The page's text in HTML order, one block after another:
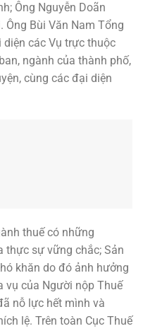
Ông Nguyễn Doãn
Ông Bùi Văn Nam Tổng
các Vụ trực thuộc
ngành của thành phố,
cùng các đại diện
thuế có những
thực sự vững chắc; Sản
khăn do đó ảnh hưởng
vụ của Người nộp Thuế
nỗ lực hết mình và
lệ. Trên toàn Cục Thuế